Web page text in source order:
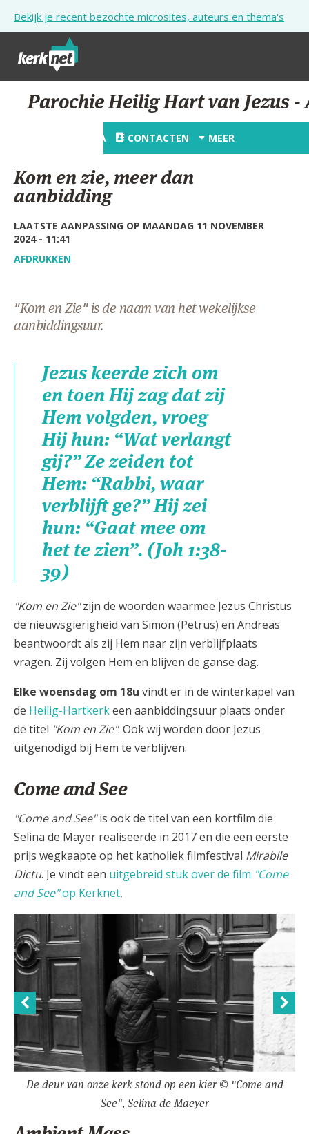
Bekijk je recent bezochte microsites, auteurs en thema's
STARTPAGINA
VIERINGEN
SHOP
HULP
STARTPAGINA PORTAAL
AANMELDEN OF REGISTREREN
Parochie Heilig Hart van Jezus
STARTPAGINA CONTACTEN MEER
Kom en zie, meer dan
aanbidding
LAATSTE AANPASSING OP MAANDAG 11 NOVEMBER
2024 - 11:41
AFDRUKKEN
"Kom en Zie" is de naam van het wekelijkse
aanbiddingsuur.
Jezus keerde zich om
en toen Hij zag dat zij
Hem volgden, vroeg
Hij hun: “Wat verlangt
gij?” Ze zeiden tot
Hem: “Rabbi, waar
verblijft ge?” Hij zei
hun: “Gaat mee om
het te zien”. (Joh 1:38-
39)
"Kom en Zie"zijn de woorden waarmee Jezus Christus
de nieuwsgierigheid van Simon (Petrus) en Andreas
beantwoordt als zij Hem naar zijn verblijfplaats
vragen. Zij volgen Hem en blijven de ganse dag.
Elke woensdag om 18u vindt er in de winterkapel van
de Heilig-Hartkerkeen aanbiddingsuur plaats onder
de titel "Kom en Zie". Ook wij worden door Jezus
uitgenodigd bij Hem te verblijven.
Come and See
"Come and See"is ook de titel van een kortfilm die
Selina de Mayer realiseerde in 2017 en die een eerste
prijs wegkaapte op het katholiek filmfestival Mirabile
Dictu. Je vindt een uitgebreid stuk over de film "Come
and See"op Kerknet,
De deur van onze kerk stond op een kier © "Come and
See", Selina de Maeyer